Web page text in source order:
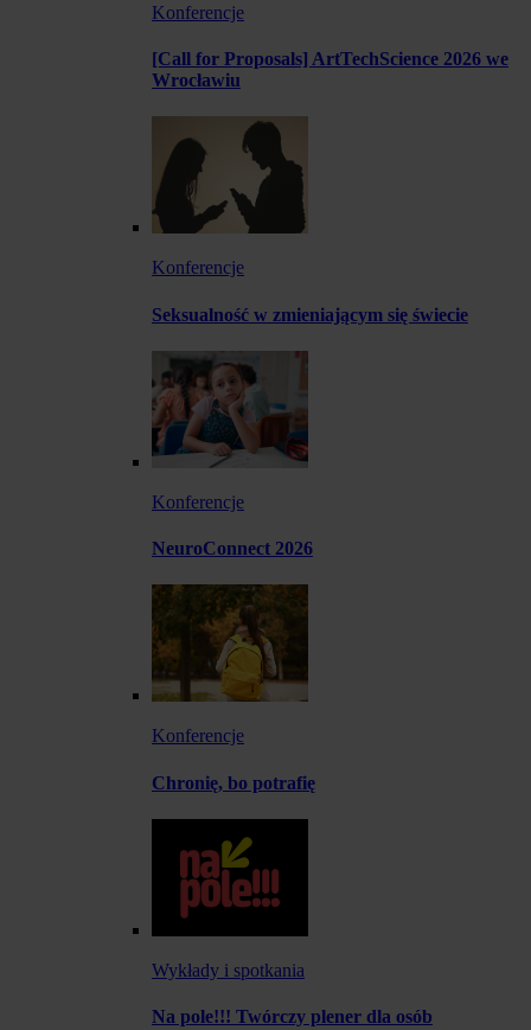
Konferencje
[Call for Proposals] ArtTechScience 2026 we
Wrocławiu
Konferencje
Seksualność w zmieniającym się świecie
Konferencje
NeuroConnect 2026
Konferencje
Chronię, bo potrafię
Wykłady i spotkania
Na pole!!! Twórczy plener dla osób